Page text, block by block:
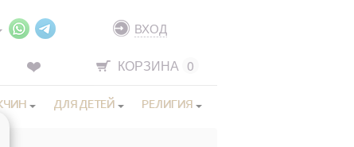
ВХОД
КОРЗИНА 0
ДЛЯ ДЕТЕЙ РЕЛИГИЯ